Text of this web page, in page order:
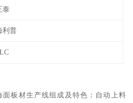
泰
利普
板材生产线组成及特色：自动上料